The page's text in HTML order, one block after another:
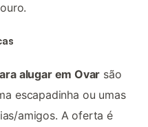
alugar em Ovar são
escapadinha ou umas
amigos. A oferta é